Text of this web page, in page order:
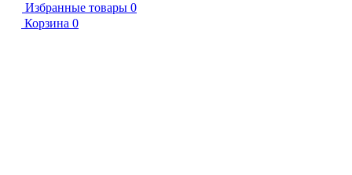
Избранные товары 0
Корзина 0